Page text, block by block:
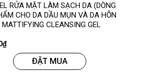
RỬA MẶT LÀM SẠCH DA (DÒNG
CHO DA DẦU MỤN VÀ DA HỖN
CLEANSING GEL
₫
ĐẶT MUA